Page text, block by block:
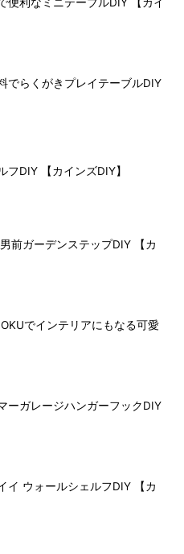
でらくがきプレイテーブルDIY
フDIY 【カインズDIY】
前ガーデンステップDIY 【カ
でインテリアにもなる可愛
ーガレージハンガーフックDIY
イ ウォールシェルフDIY 【カ